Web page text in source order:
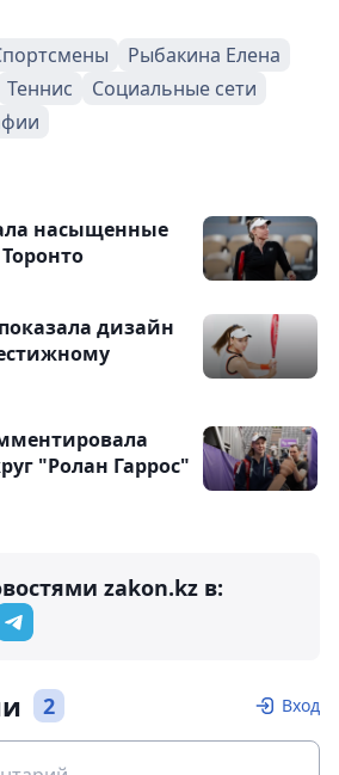
Рыбакина Елена
Теннис
Социальные сети
насыщенные
дизайн
"Ролан Гаррос"
zakon.kz в:
2 Вход